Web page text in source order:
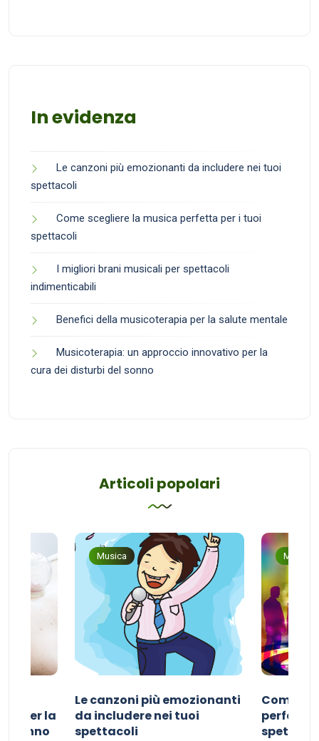
In evidenza
Le canzoni più emozionanti da includere nei tuoi
spettacoli
Come scegliere la musica perfetta per i tuoi
spettacoli
I migliori brani musicali per spettacoli
indimenticabili
Benefici della musicoterapia per la salute mentale
Musicoterapia: un approccio innovativo per la
cura dei disturbi del sonno
Articoli popolari
per la
sonno
Musica
Le canzoni più emozionanti
da includere nei tuoi
spettacoli
Musica
Come
perfetta